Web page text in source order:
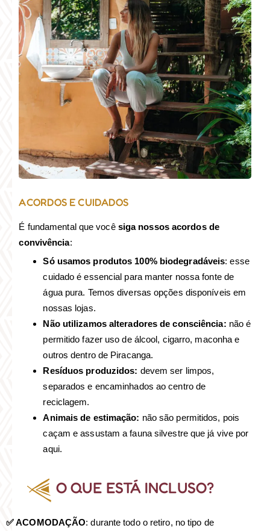
ACORDOS E CUIDADOS
É fundamental que você siga nossos acordos de
convivência:
Só usamos produtos 100% biodegradáveis: esse
cuidado é essencial para manter nossa fonte de
água pura. Temos diversas opções disponíveis em
nossas lojas.
Não utilizamos alteradores de consciência: não é
permitido fazer uso de álcool, cigarro, maconha e
outros dentro de Piracanga.
Resíduos produzidos: devem ser limpos,
separados e encaminhados ao centro de
reciclagem.
Animais de estimação: não são permitidos, pois
caçam e assustam a fauna silvestre que já vive por
aqui.
O QUE ESTÁ INCLUSO?
✅ ACOMODAÇÃO: durante todo o retiro, no tipo de